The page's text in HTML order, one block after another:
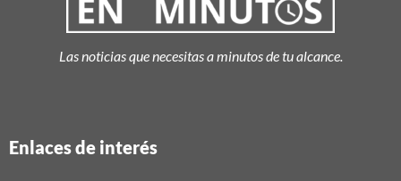
Las noticias que necesitas a minutos de tu alcance.
Enlaces de interés